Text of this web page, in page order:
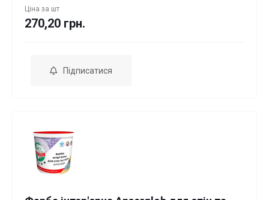
Ціна за шт
270,20 грн.
Підписатися